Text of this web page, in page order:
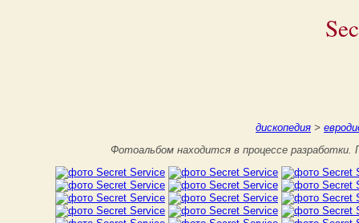
дископедия >
Фотоальбом находится в процессе разработки.